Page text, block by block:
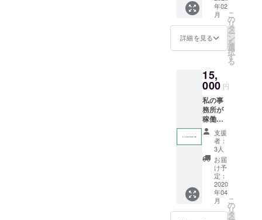
い ※公
共の場
所で面
会しま
２時間
です ・
カラオ
ケ、個
はNG ※
飲食店
に入る
場合
は、そ
こでの
費用も
ご負担
くださ
い ※公
序良俗
に反す
る内
容、法
令に違
反する
にくい
話題の
カフェ
やス
イーツ
に同行
しい」
という
もの。
だから
私と一
緒に映
えでア
ゲなも
の食べ
て その
あと一
緒にプ
リクラ
へば
びゅん
と直行
年02
月
詳細を見る
こ
の
リ
タ
ー
ン
を
選
択
す
る
15,
000 円
私の事
務所が
稼働し
た際
に、2
回、レ
ンタル
料を
30%オ
フさせ
て頂き
ます。
是非長
支援
者：
3人
お届
け予
定：
2020
年04
月
こ
の
リ
タ